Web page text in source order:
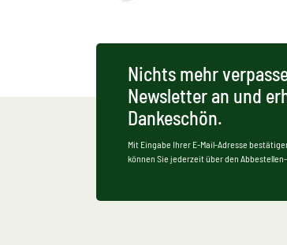
Nichts mehr
Newsletter an und
Dankeschön.
Mit Eingabe Ihrer E-Mail-Adresse
können Sie jederzeit über den